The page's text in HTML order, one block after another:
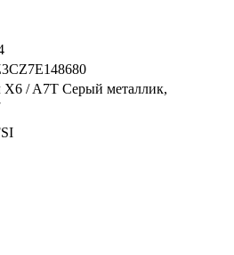
X6 / A7T Серый металлик,